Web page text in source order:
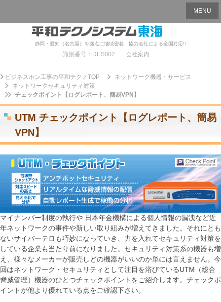
静岡・愛知（名古屋）を拠点に地域密着、協力会社による全国対応!!
識別番号：DES002 会社案内
MENU
ビジネスホン工事の平和テクノTOP
ネットワーク機器・サービス
ネットワークセキュリティ対策
チェックポイント【ログレポート、簡易VPN】
UTM チェックポイント【ログレポート、簡易
VPN】
マイナンバー制度の執行や 日本年金機構による個人情報の漏洩など近
年ネットワークの事件や新しい取り組みが増えてきました。それにとも
ないサイバーテロも巧妙になっていき、力を入れてセキュリティ対策を
している企業も当たり前になりました。セキュリティ対策系の機器も増
え、様々なメーカーが販売しどの機器がいいのか単には言えません。今
回はネットワーク・セキュリティとして注目を浴びているUTM（総合
脅威管理）機器のひとつチェックポイントをご紹介します。チェックポ
イントが他より優れている点をご確認下さい。